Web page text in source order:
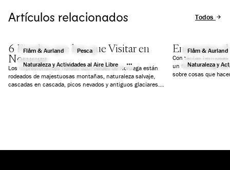
Artículos relacionados Todos los
Flåm & Aurland
Pesca
Naturaleza y Actividades al Aire Libre
6 Fiordos que hay que Visitar en
Noruega
Los impresionantes fiordos azul-verdes de Noruega están
rodeados de majestuosas montañas, naturaleza salvaje,
cascadas en cascada, picos nevados y antiguos glaciares.
Flåm & Aurland
Naturaleza y
Encuentra
Con tantas
un fiordo noruego
sobre cosas que